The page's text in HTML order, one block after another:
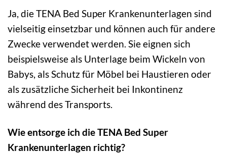
Ja, die TENA Bed Super Krankenunterlagen sind
vielseitig einsetzbar und können auch für andere
Zwecke verwendet werden. Sie eignen sich
beispielsweise als Unterlage beim Wickeln von
Babys, als Schutz für Möbel bei Haustieren oder
als zusätzliche Sicherheit bei Inkontinenz
während des Transports.
Wie entsorge ich die TENA Bed Super
Krankenunterlagen richtig?